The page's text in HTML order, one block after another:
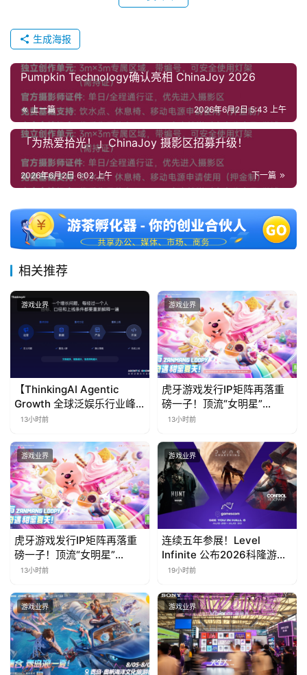
生成海报
Pumpkin Technology确认亮相 ChinaJoy 2026
上一篇 2026年6月2日 5:43 上午
「为热爱拾光！」ChinaJoy 摄影区招募升级！
下一篇
2026年6月2日 6:02 上午
相关推荐
游戏业界
【ThinkingAI Agentic
Growth 全球泛娱乐行业峰
会】Agent 时代，人到底负
13小时前
游戏业界
虎牙游戏发行IP矩阵再落重
磅一子！顶流“女明星”
ZANMANG LOOPY 正版3D
曝光
13小时前
游戏业界
虎牙游戏发行IP矩阵再落重
磅一子！顶流“女明星”
ZANMANG LOOPY 正版3D
曝光
13小时前
游戏业界
连续五年参展！Level
Infinite 公布2026科隆游戏
展产品阵容
19小时前
游戏业界 游戏业界